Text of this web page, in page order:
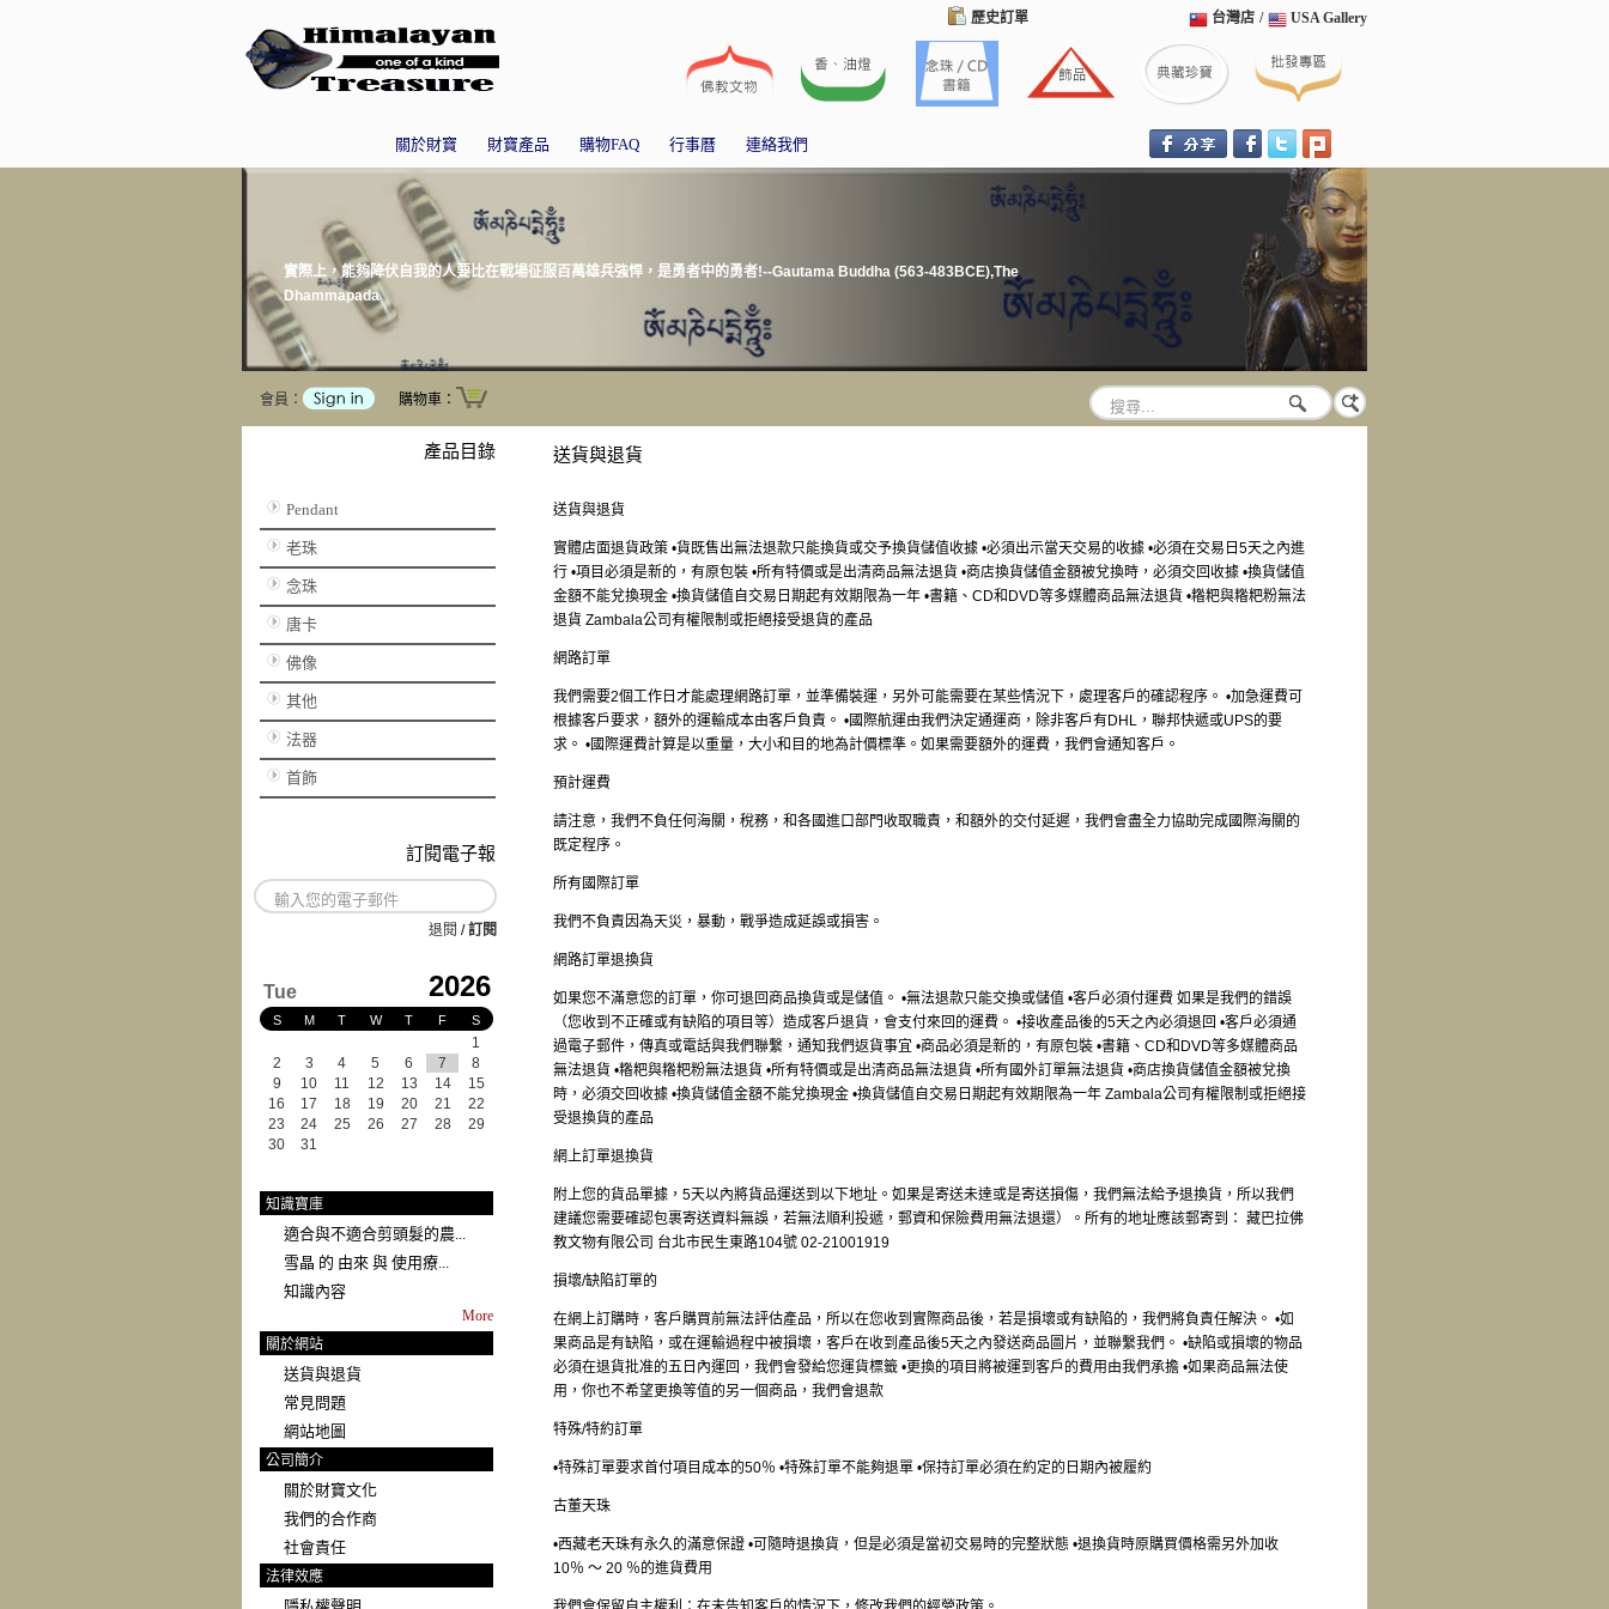
歷史訂單 USA Gallery
/
台灣店
關於財寶 財寶產品 購物FAQ 行事曆 連絡我們
實際上，能夠降伏自我的人要比在戰場征服百萬雄兵強悍，是勇者中的勇者!--Gautama Buddha (563-483BCE),The
Dhammapada
會員： 購物車：
產品目錄
Pendant
老珠
念珠
唐卡
佛像
其他
法器
首飾
訂閱電子報
退閱 /訂閱
Tue 2026
S M T W T F S
1
2
3 4 5 6 7
8
9
10 11 12 13 14
15
16
17 18 19 20 21
22
23
24 25 26 27 28
29
30
31
知識寶庫
適合與不適合剪頭髮的農...
雪晶 的 由來 與 使用療...
知識內容
More
關於網站
送貨與退貨
常見問題
網站地圖
公司簡介
關於財寶文化
我們的合作商
社會責任
法律效應
送貨與退貨
送貨與退貨
實體店面退貨政策 •貨既售出無法退款只能換貨或交予換貨儲值收據 •必須出示當天交易的收據 •必須在交易日5天之內進
行 •項目必須是新的，有原包裝 •所有特價或是出清商品無法退貨 •商店換貨儲值金額被兌換時，必須交回收據 •換貨儲值
金額不能兌換現金 •換貨儲值自交易日期起有效期限為一年 •書籍、CD和DVD等多媒體商品無法退貨 •糌粑與糌粑粉無法
退貨 Zambala公司有權限制或拒絕接受退貨的產品
網路訂單
我們需要2個工作日才能處理網路訂單，並準備裝運，另外可能需要在某些情況下，處理客戶的確認程序。 •加急運費可
根據客戶要求，額外的運輸成本由客戶負責。 •國際航運由我們決定通運商，除非客戶有DHL，聯邦快遞或UPS的要
求。 •國際運費計算是以重量，大小和目的地為計價標準。如果需要額外的運費，我們會通知客戶。
預計運費
請注意，我們不負任何海關，稅務，和各國進口部門收取職責，和額外的交付延遲，我們會盡全力協助完成國際海關的
既定程序。
所有國際訂單
我們不負責因為天災，暴動，戰爭造成延誤或損害。
網路訂單退換貨
如果您不滿意您的訂單，你可退回商品換貨或是儲值。 •無法退款只能交換或儲值 •客戶必須付運費 如果是我們的錯誤
（您收到不正確或有缺陷的項目等）造成客戶退貨，會支付來回的運費。 •接收產品後的5天之內必須退回 •客戶必須通
過電子郵件，傳真或電話與我們聯繫，通知我們返貨事宜 •商品必須是新的，有原包裝 •書籍、CD和DVD等多媒體商品
無法退貨 •糌粑與糌粑粉無法退貨 •所有特價或是出清商品無法退貨 •所有國外訂單無法退貨 •商店換貨儲值金額被兌換
時，必須交回收據 •換貨儲值金額不能兌換現金 •換貨儲值自交易日期起有效期限為一年 Zambala公司有權限制或拒絕接
受退換貨的產品
網上訂單退換貨
附上您的貨品單據，5天以內將貨品運送到以下地址。如果是寄送未達或是寄送損傷，我們無法給予退換貨，所以我們
建議您需要確認包裹寄送資料無誤，若無法順利投遞，郵資和保險費用無法退還）。所有的地址應該郵寄到： 藏巴拉佛
教文物有限公司 台北市民生東路104號 02-21001919
損壞/缺陷訂單的
在網上訂購時，客戶購買前無法評估產品，所以在您收到實際商品後，若是損壞或有缺陷的，我們將負責任解決。 •如
果商品是有缺陷，或在運輸過程中被損壞，客戶在收到產品後5天之內發送商品圖片，並聯繫我們。 •缺陷或損壞的物品
必須在退貨批准的五日內運回，我們會發給您運貨標籤 •更換的項目將被運到客戶的費用由我們承擔 •如果商品無法使
用，你也不希望更換等值的另一個商品，我們會退款
特殊/特約訂單
•特殊訂單要求首付項目成本的50％ •特殊訂單不能夠退單 •保持訂單必須在約定的日期內被履約
古董天珠
•西藏老天珠有永久的滿意保證 •可隨時退換貨，但是必須是當初交易時的完整狀態 •退換貨時原購買價格需另外加收
10％ 〜 20 ％的進貨費用